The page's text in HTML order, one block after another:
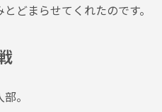
どまらせてくれたのです。
。